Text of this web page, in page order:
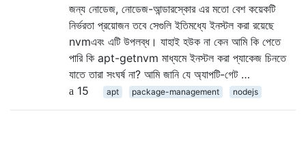
জন্য নোডেজ, নোডেজ-আন্ডারস্কোর এর মতো বেশ কয়েকটি
নির্ভরতা প্রয়োজন তবে সেগুলি ইতিমধ্যে ইনস্টল করা রয়েছে
nvmএবং এটি উপলব্ধ। যাহাই হউক না কেন আমি কি পেতে
পারি কি apt-getnvm মাধ্যমে ইনস্টল করা প্যাকেজ চিনতে
যাতে তারা সংঘর্ষ না? আমি জানি যে অ্যাপটি-গেট …
15
apt package-management nodejs